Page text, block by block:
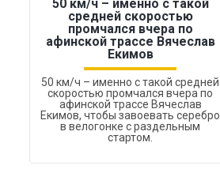
50 км/ч – именно с такой
средней скоростью
промчался вчера по
афинской трассе Вячеслав
Екимов
50 км/ч – именно с такой средней
скоростью промчался вчера по
афинской трассе Вячеслав
Екимов, чтобы завоевать серебро
в велогонке с раздельным
стартом.